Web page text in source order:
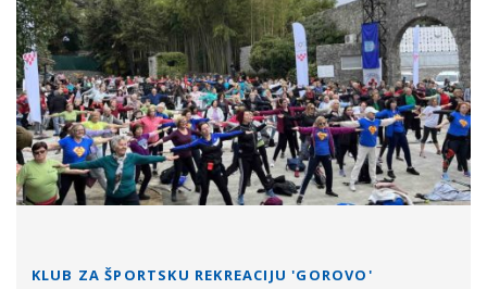
KLUB ZA ŠPORTSKU REKREACIJU 'GOROVO'